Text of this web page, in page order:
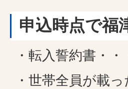
申込時点で福
・転入誓約書・・
・世帯全員が載